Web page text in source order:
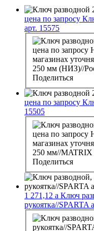
цена по запросу
арт. 15575
цена по запросу
магазинах
250 мм (НИЗ)//
Поделиться
цена по запросу
15505
цена по запросу
магазинах
250 мм//MATRIX
Поделиться
1 271,12 a Ключ
рукоятка//SPARTA